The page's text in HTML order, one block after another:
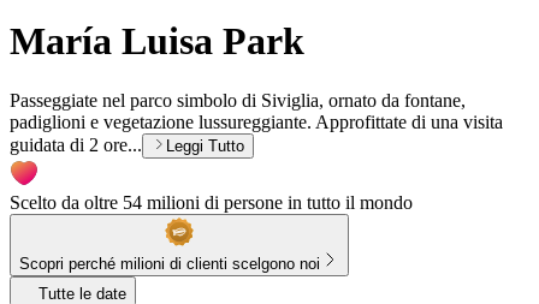
María Luisa Park
Passeggiate nel parco simbolo di Siviglia, ornato da fontane,
padiglioni e vegetazione lussureggiante. Approfittate di una visita
guidata di 2 ore...
Leggi Tutto
Scelto da oltre 54 milioni di persone in tutto il mondo
Scopri perché milioni di clienti scelgono noi
Tutte le date